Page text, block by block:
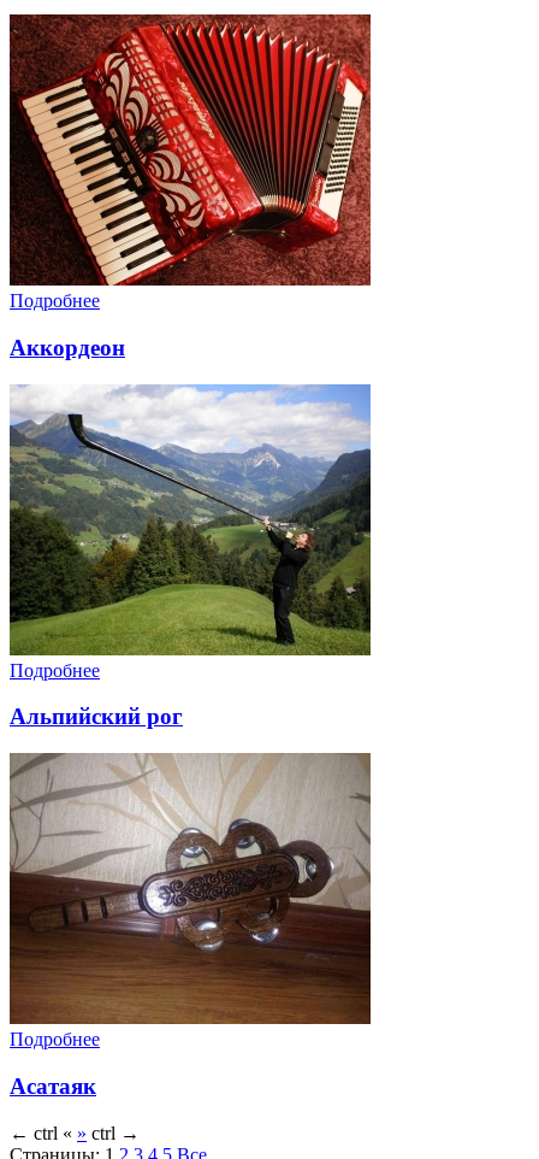
Подробнее
Аккордеон
Подробнее
Альпийский рог
Подробнее
Асатаяк
← ctrl « » ctrl →
Страницы: 1 2 3 4 5 Все